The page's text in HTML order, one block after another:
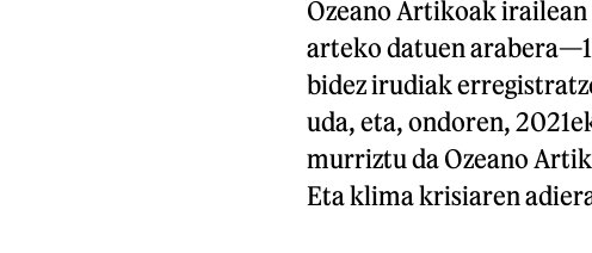
Ozeano Artikoak
arteko datuen
bidez irudiak
uda, eta, ondoren,
murriztu da Ozeano
Eta klima krisiaren